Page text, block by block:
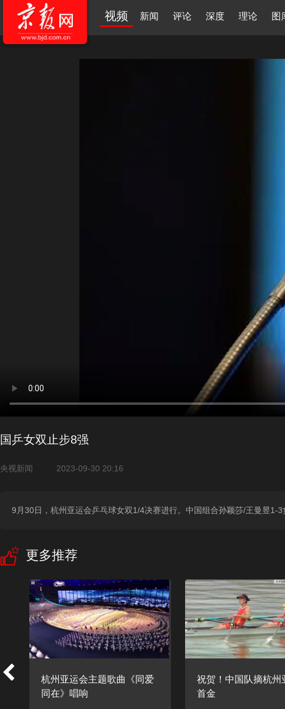
视频 新闻 评论 深度 理论 图
国乒女双止步8强
央视新闻 2023-09-30 20:16
9月30日，杭州亚运会乒乓球女双1/4决赛进行。中国组合孙颖莎/王曼昱1-
更多推荐
杭州亚运会主题歌曲《同爱
同在》唱响
祝贺！中国队摘杭州
首金